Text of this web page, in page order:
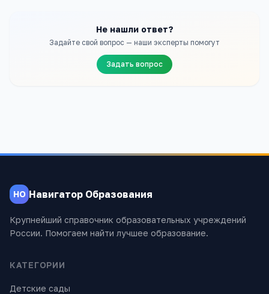
Не нашли ответ?
Задайте свой вопрос — наши эксперты помогут
Задать вопрос
НО Навигатор Образования
Крупнейший справочник образовательных учреждений
России. Помогаем найти лучшее образование.
КАТЕГОРИИ
Детские сады